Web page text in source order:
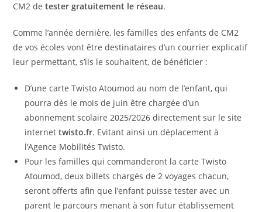
CM2 detester gratuitement le réseau.
Comme l’année dernière, les familles des enfants de CM2
de vos écoles vont être destinataires d’un courrier explicatif
leur permettant, s’ils le souhaitent, de bénéficier :
D’une carte Twisto Atoumod au nom de l’enfant, qui
pourra dès le mois de juin être chargée d’un
abonnement scolaire 2025/2026 directement sur le site
internettwisto.fr. Evitant ainsi un déplacement à
l’Agence Mobilités Twisto.
Pour les familles qui commanderont la carte Twisto
Atoumod, deux billets chargés de 2 voyages chacun,
seront offerts afin que l’enfant puisse tester avec un
parent le parcours menant à son futur établissement